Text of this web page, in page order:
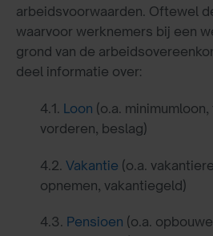
arbeidsvoorwaarden. Oftewel
waarvoor werknemers bij een
grond van de
deel informatie over:
4.1. Loon (o.a.
vorderen, beslag)
4.2. Vakantie (o.a.
opnemen, vakantiegeld)
4.3. Pensioen (o.a.